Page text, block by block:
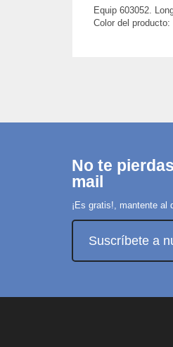
Equip 603052.
Color del producto:
No te
mail
¡Es gratis!, mantente al
Suscríbete a